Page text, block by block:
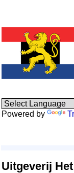
Powered by
Uitgeverij